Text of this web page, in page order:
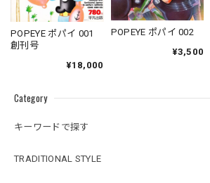
Category
キーワードで探す
TRADITIONAL STYLE
POPEYE ポパイ 001
創刊号
¥18,000
POPEYE ポパイ 002
¥3,500